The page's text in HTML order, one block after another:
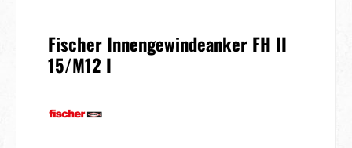
Fischer Innengewindeanker FH II
15/M12 I